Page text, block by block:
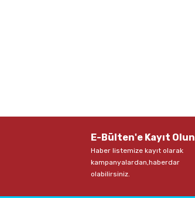
E-Bülten'e Kayıt Olun
Haber listemize kayıt olarak
kampanyalardan,haberdar
olabilirsiniz.